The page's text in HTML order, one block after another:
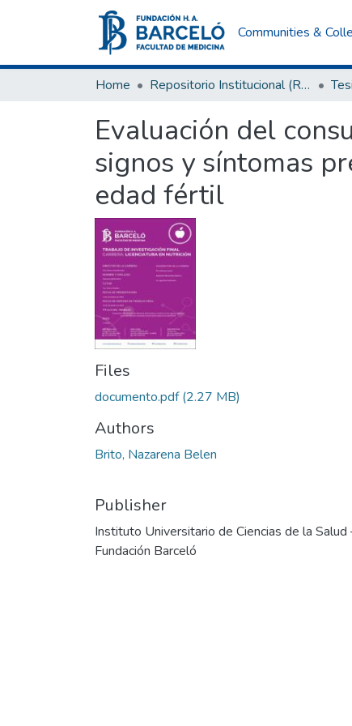
Communities &
Home Repositorio Institucional (RI) del Instituto Universitario de Ciencias de la Salud Fundación H. A. Barceló
Evaluación del
signos y síntomas
edad fértil
Files
documento.pdf(2.27 MB)
Authors
Brito, Nazarena Belen
Publisher
Instituto Universitario de Ciencias de la Salud
Fundación Barceló